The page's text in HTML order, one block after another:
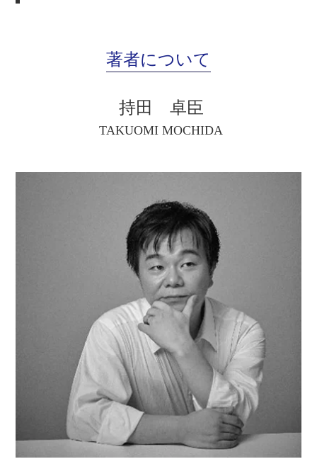
著者について
持田 卓臣
TAKUOMI MOCHIDA